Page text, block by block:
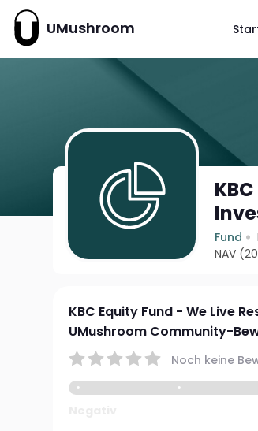
UMushroom
Fund
NAV
KBC Equity Fund - We Live
UMushroom Community-
Noch keine